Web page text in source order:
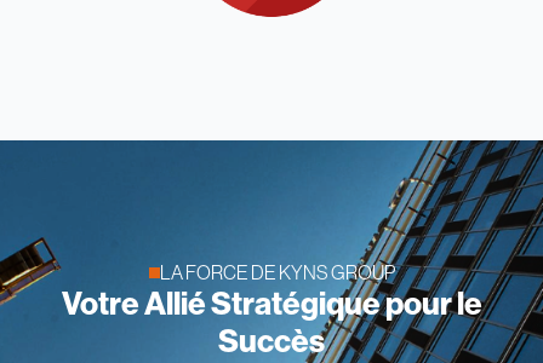
LA FORCE DE KYNS GROUP
Votre Allié Stratégique pour le
Succès